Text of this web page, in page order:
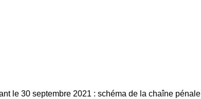
le 30 septembre 2021 : schéma de la chaîne pénale